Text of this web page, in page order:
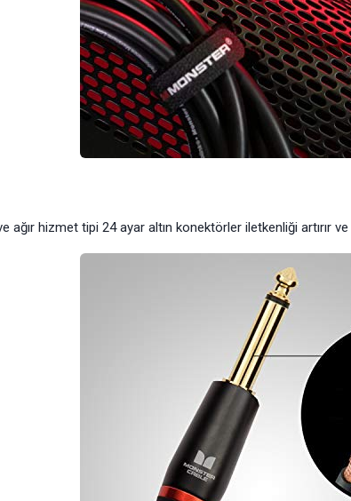
hizmet tipi 24 ayar altın konektörler iletkenliği artırır